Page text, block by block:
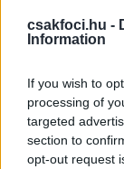
csakfoci.hu -
Information
If you wish to
processing of
targeted
section to
opt-out request
jobban
Shestakov,
Márkvárt –
nyilatkozta